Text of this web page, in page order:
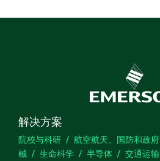
解决方案
院校与科研 航空航天、国防和政府
械
生命科学 半导体 交通运输